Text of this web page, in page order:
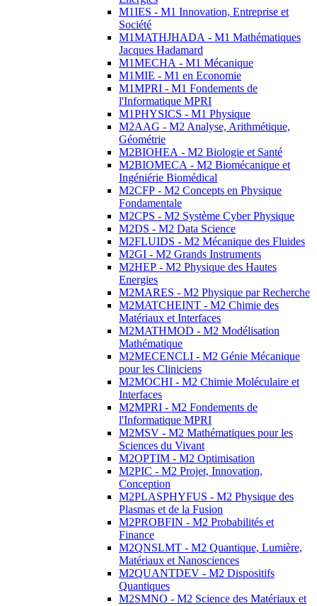
M1IES - M1 Innovation, Entreprise et
Société
M1MATHJHADA - M1 Mathématiques
Jacques Hadamard
M1MECHA - M1 Mécanique
M1MIE - M1 en Economie
M1MPRI - M1 Fondements de
l'Informatique MPRI
M1PHYSICS - M1 Physique
M2AAG - M2 Analyse, Arithmétique,
Géométrie
M2BIOHEA - M2 Biologie et Santé
M2BIOMECA - M2 Biomécanique et
Ingéniérie Biomédical
M2CFP - M2 Concepts en Physique
Fondamentale
M2CPS - M2 Système Cyber Physique
M2DS - M2 Data Science
M2FLUIDS - M2 Mécanique des Fluides
M2GI - M2 Grands Instruments
M2HEP - M2 Physique des Hautes
Energies
M2MARES - M2 Physique par Recherche
M2MATCHEINT - M2 Chimie des
Matériaux et Interfaces
M2MATHMOD - M2 Modélisation
Mathématique
M2MECENCLI - M2 Génie Mécanique
pour les Cliniciens
M2MOCHI - M2 Chimie Moléculaire et
Interfaces
M2MPRI - M2 Fondements de
l'Informatique MPRI
M2MSV - M2 Mathématiques pour les
Sciences du Vivant
M2OPTIM - M2 Optimisation
M2PIC - M2 Projet, Innovation,
Conception
M2PLASPHYFUS - M2 Physique des
Plasmas et de la Fusion
M2PROBFIN - M2 Probabilités et
Finance
M2QNSLMT - M2 Quantique, Lumière,
Matériaux et Nanosciences
M2QUANTDEV - M2 Dispositifs
Quantiques
M2SMNO - M2 Science des Matériaux et